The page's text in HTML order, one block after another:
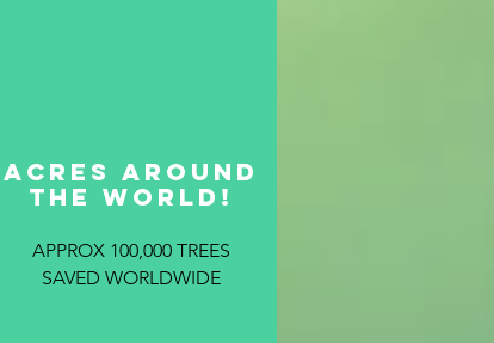
ACRES AROUND
THE WORLD!
APPROX 100,000 TREES
SAVED WORLDWIDE